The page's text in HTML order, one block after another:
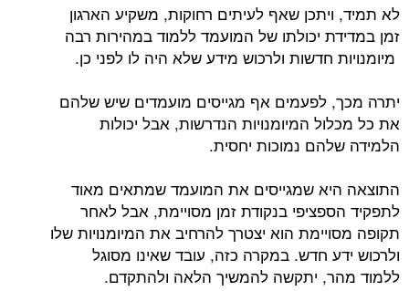
לא תמיד, ויתכן שאף לעיתים רחוקות, משקיע הארגון
זמן במדידת יכולתו של המועמד ללמוד במהירות רבה
מיומנויות חדשות ולרכוש מידע שלא היה לו לפני כן.
יתרה מכך, לפעמים אף מגייסים מועמדים שיש שלהם
את כל מכלול המיומנויות הנדרשות, אבל יכולות
הלמידה שלהם נמוכות יחסית.
התוצאה היא שמגייסים את המועמד שמתאים מאוד
לתפקיד הספציפי בנקודת זמן מסויימת, אבל לאחר
תקופה מסויימת הוא יצטרך להרחיב את המיומנויות שלו
ולרכוש ידע חדש. במקרה כזה, עובד שאינו מסוגל
ללמוד מהר, יתקשה להמשיך הלאה ולהתקדם.